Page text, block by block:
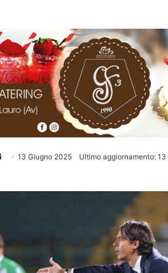
Invia 13 Giugno 2025
Ultimo aggiornamento: